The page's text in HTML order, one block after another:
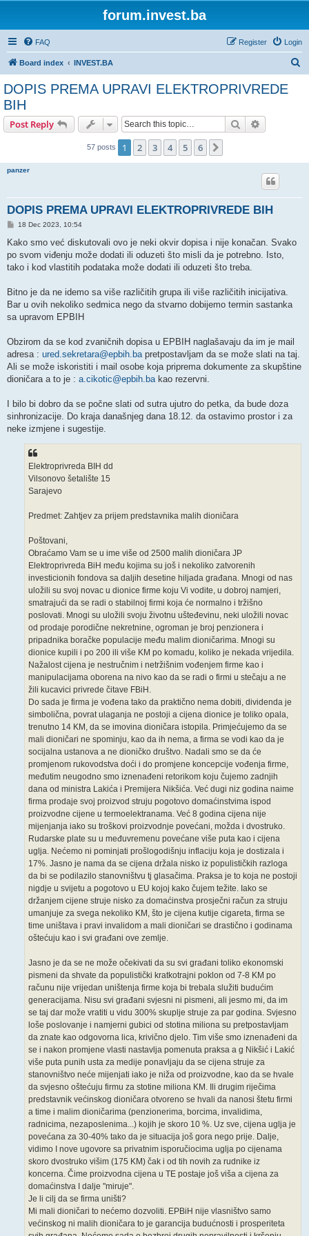
forum.invest.ba
FAQ Login
Register
Board index INVEST.BA
DOPIS PREMA UPRAVI ELEKTROPRIVREDE
BIH
Post Reply Search
57 posts 1 2 3 4 5 6
panzer
DOPIS PREMA UPRAVI ELEKTROPRIVREDE BIH
P
s
18 Dec 2023, 10:54
Kako smo već diskutovali ovo je neki okvir dopisa i nije konačan. Svako
po svom viđenju može dodati ili oduzeti što misli da je potrebno. Isto,
tako i kod vlastitih podataka može dodati ili oduzeti što treba.
Bitno je da ne idemo sa više različitih grupa ili više različitih inicijativa.
Bar u ovih nekoliko sedmica nego da stvarno dobijemo termin sastanka
sa upravom EPBIH
Obzirom da se kod zvaničnih dopisa u EPBIH naglašavaju da im je mail
adresa : ured.sekretara@epbih.bapretpostavljam da se može slati na taj.
Ali se može iskoristiti i mail osobe koja priprema dokumente za skupštine
dioničara a to je : a.cikotic@epbih.bakao rezervni.
I bilo bi dobro da se počne slati od sutra ujutro do petka, da bude doza
sinhronizacije. Do kraja današnjeg dana 18.12. da ostavimo prostor i za
neke izmjene i sugestije.
Elektroprivreda BIH dd
Vilsonovo šetalište 15
Sarajevo
Predmet: Zahtjev za prijem predstavnika malih dioničara
Poštovani,
Obraćamo Vam se u ime više od 2500 malih dioničara JP
Elektroprivreda BiH među kojima su još i nekoliko zatvorenih
investicionih fondova sa daljih desetine hiljada građana. Mnogi od nas
uložili su svoj novac u dionice firme koju Vi vodite, u dobroj namjeri,
smatrajući da se radi o stabilnoj firmi koja će normalno i tržišno
poslovati. Mnogi su uložili svoju životnu ušteđevinu, neki uložili novac
od prodaje porodične nekretnine, ogroman je broj penzionera i
pripadnika boračke populacije među malim dioničarima. Mnogi su
dionice kupili i po 200 ili više KM po komadu, koliko je nekada vrijedila.
Nažalost cijena je nestručnim i netržišnim vođenjem firme kao i
manipulacijama oborena na nivo kao da se radi o firmi u stečaju a ne
žili kucavici privrede čitave FBiH.
Do sada je firma je vođena tako da praktično nema dobiti, dividenda je
simbolična, povrat ulaganja ne postoji a cijena dionice je toliko opala,
trenutno 14 KM, da se imovina dioničara istopila. Primjećujemo da se
mali dioničari ne spominju, kao da ih nema, a firma se vodi kao da je
socijalna ustanova a ne dioničko društvo. Nadali smo se da će
promjenom rukovodstva doći i do promjene koncepcije vođenja firme,
međutim neugodno smo iznenađeni retorikom koju čujemo zadnjih
dana od ministra Lakića i Premijera Nikšića. Već dugi niz godina naime
firma prodaje svoj proizvod struju pogotovo domaćinstvima ispod
proizvodne cijene u termoelektranama. Već 8 godina cijena nije
mijenjanja iako su troškovi proizvodnje povećani, možda i dvostruko.
Rudarske plate su u međuvremenu povećane više puta kao i cijena
uglja. Nećemo ni pominjati prošlogodišnju inflaciju koja je dostizala i
17%. Jasno je nama da se cijena držala nisko iz populističkih razloga
da bi se podilazilo stanovništvu tj glasačima. Praksa je to koja ne postoji
nigdje u svijetu a pogotovo u EU kojoj kako čujem težite. Iako se
držanjem cijene struje nisko za domaćinstva prosječni račun za struju
umanjuje za svega nekoliko KM, što je cijena kutije cigareta, firma se
time uništava i pravi invalidom a mali dioničari se drastično i godinama
oštećuju kao i svi građani ove zemlje.
Jasno je da se ne može očekivati da su svi građani toliko ekonomski
pismeni da shvate da populistički kratkotrajni poklon od 7-8 KM po
računu nije vrijedan uništenja firme koja bi trebala služiti budućim
generacijama. Nisu svi građani svjesni ni pismeni, ali jesmo mi, da im
se taj dar može vratiti u vidu 300% skuplje struje za par godina. Svjesno
loše poslovanje i namjerni gubici od stotina miliona su pretpostavljam
da znate kao odgovorna lica, krivično djelo. Tim više smo iznenađeni da
se i nakon promjene vlasti nastavlja pomenuta praksa a g Nikšić i Lakić
više puta punih usta za medije ponavljaju da se cijena struje za
stanovništvo neće mijenjati iako je niža od proizvodne, kao da se hvale
da svjesno oštećuju firmu za stotine miliona KM. Ili drugim riječima
predstavnik većinskog dioničara otvoreno se hvali da nanosi štetu firmi
a time i malim dioničarima (penzionerima, borcima, invalidima,
radnicima, nezaposlenima...) kojih je skoro 10 %. Uz sve, cijena uglja je
povećana za 30-40% tako da je situacija još gora nego prije. Dalje,
vidimo I nove ugovore sa privatnim isporučiocima uglja po cijenama
skoro dvostruko višim (175 KM) čak i od tih novih za rudnike iz
koncerna. Čime proizvodna cijena u TE postaje još viša a cijena za
domaćinstva I dalje "miruje".
Je li cilj da se firma uništi?
Mi mali dioničari to nećemo dozvoliti. EPBiH nije vlasništvo samo
većinskog ni malih dioničara to je garancija budućnosti i prosperiteta